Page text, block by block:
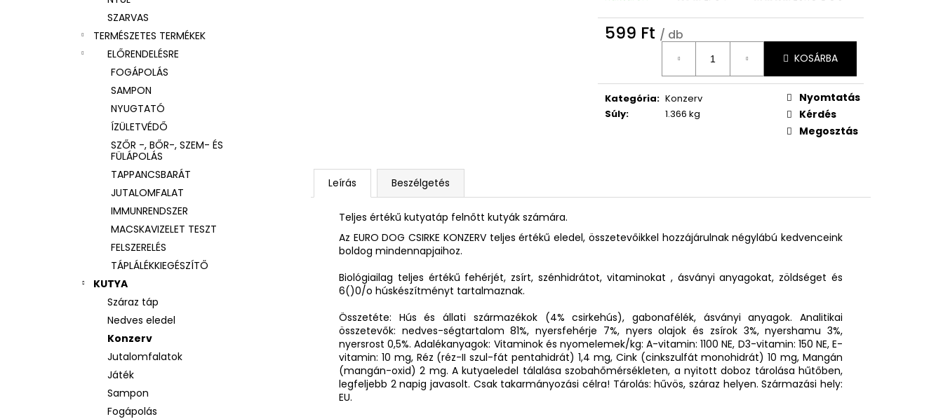
SZARVAS
TERMÉSZETES TERMÉKEK
ELŐRENDELÉSRE
FOGÁPOLÁS
SAMPON
NYUGTATÓ
ÍZÜLETVÉDŐ
SZŐR -, BŐR-, SZEM- ÉS
FÜLÁPOLÁS
TAPPANCSBARÁT
JUTALOMFALAT
IMMUNRENDSZER
MACSKAVIZELET TESZT
FELSZERELÉS
TÁPLÁLÉKKIEGÉSZÍTŐ
KUTYA
Száraz táp
Nedves eledel
Konzerv
Jutalomfalatok
Játék
Sampon
Fogápolás
599 Ft / db
KOSÁRBA
Kategória: Konzerv
Súly: 1.366 kg
Nyomtatás
Kérdés
Megosztás
Leírás Beszélgetés
Teljes értékű kutyatáp felnőtt kutyák számára.
Az EURO DOG CSIRKE KONZERV teljes értékű eledel, összetevőikkel hozzájárulnak né­gylábú kedvenceink
boldog mindennap­jaihoz.
Biológiailag teljes értékű fehérjét, zsírt, szénhidrá­tot, vitaminokat , ásványi anyagokat, zöldséget és
6()0/o húskészítményt tartalmaznak.
Összetéte: Hús és állati származékok (4% csirkehús), gabonafélék, ásványi anyagok. Analitikai
összetevők: nedves-ségtartalom 81%, nyersfehérje 7%, nyers olajok és zsírok 3%, nyershamu 3%,
nyersrost 0,5%. Adalékanyagok: Vitaminok és nyomelemek/kg: A-vitamin: 1100 NE, D3-vitamin: 150 NE, E-
vitamin: 10 mg, Réz (réz-II szul-fát pentahidrát) 1,4 mg, Cink (cinkszulfát monohidrát) 10 mg, Mangán
(mangán-oxid) 2 mg. A kutyaeledel tálalása szobahőmérsékleten, a nyitott doboz tárolása hűtőben,
legfeljebb 2 napig javasolt. Csak takarmányozási célra! Tárolás: hűvös, száraz helyen. Származási hely:
EU.